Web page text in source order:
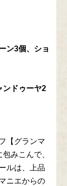
ン3個、ショ
ンドゥーヤ2
【グランマ
みこんで、
ルは、上品
ニエからの